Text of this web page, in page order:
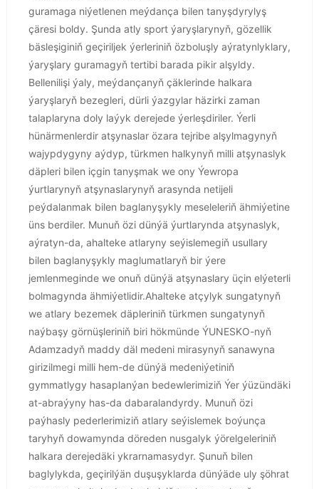
guramaga niýetlenen meýdança bilen tanyşdyrylyş
çäresi boldy. Şunda atly sport ýaryşlarynyň, gözellik
bäsleşiginiň geçiriljek ýerleriniň özboluşly aýratynlyklary,
ýaryşlary guramagyň tertibi barada pikir alşyldy.
Bellenilişi ýaly, meýdançanyň çäklerinde halkara
ýaryşlaryň bezegleri, dürli ýazgylar häzirki zaman
talaplaryna doly laýyk derejede ýerleşdiriler. Ýerli
hünärmenlerdir atşynaslar özara tejribe alşylmagynyň
wajypdygyny aýdyp, türkmen halkynyň milli atşynaslyk
däpleri bilen içgin tanyşmak we ony Ýewropa
ýurtlarynyň atşynaslarynyň arasynda netijeli
peýdalanmak bilen baglanyşykly meseleleriň ähmiýetine
üns berdiler. Munuň özi dünýä ýurtlarynda atşynaslyk,
aýratyn-da, ahalteke atlaryny seýislemegiň usullary
bilen baglanyşykly maglumatlaryň bir ýere
jemlenmeginde we onuň dünýä atşynaslary üçin elýeterli
bolmagynda ähmiýetlidir.Ahalteke atçylyk sungatynyň
we atlary bezemek däpleriniň türkmen sungatynyň
naýbaşy görnüşleriniň biri hökmünde ÝUNESKO-nyň
Adamzadyň maddy däl medeni mirasynyň sanawyna
girizilmegi milli hem-de dünýä medeniýetiniň
gymmatlygy hasaplanýan bedewlerimiziň Ýer ýüzündäki
at-abraýyny has-da dabaralandyrdy. Munuň özi
paýhasly pederlerimiziň atlary seýislemek boýunça
taryhyň dowamynda döreden nusgalyk ýörelgeleriniň
halkara derejedäki ykrarnamasydyr. Şunuň bilen
baglylykda, geçirilýän duşuşyklarda dünýäde uly şöhrat